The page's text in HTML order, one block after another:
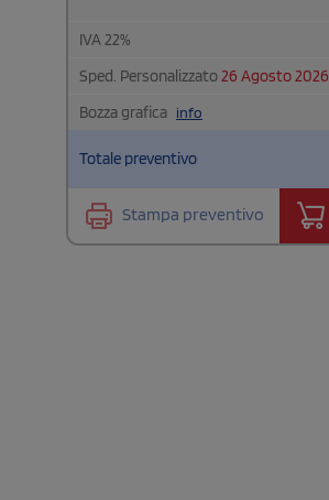
IVA22%
Sped. Personalizzato26 Agosto 2026
Bozza grafica info
Totale preventivo
Stampa preventivo